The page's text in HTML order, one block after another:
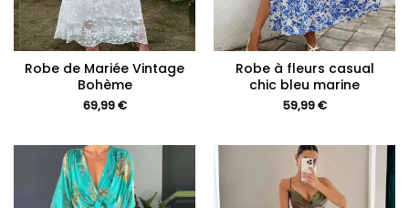
Robe de Mariée Vintage
Bohème
69,99€
Robe à fleurs casual
chic bleu marine
59,99€